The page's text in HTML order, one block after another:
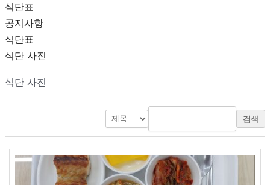
식단표
공지사항
식단표
식단 사진
식단 사진
검색